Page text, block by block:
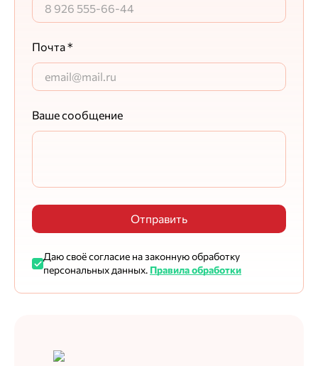
Почта *
Ваше сообщение
Отправить
Даю своё согласие на законную обработку
персональных данных. Правила обработки